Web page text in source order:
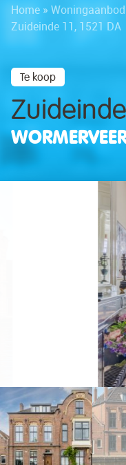
Home » Woningaanbod
Zuideinde 11, 1521 DA
Te koop
Zuideinde
–